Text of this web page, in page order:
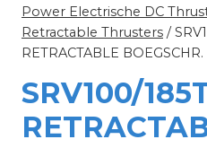
Power Electrische DC
Retractable Thrusters /
RETRACTABLE BOEGSCHR.
SRV100/